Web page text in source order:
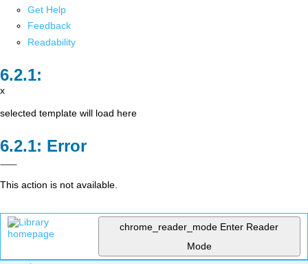
Get Help
Feedback
Readability
x
selected template will load here
Error
This action is not available.
chrome_reader_mode Enter Reader
Mode